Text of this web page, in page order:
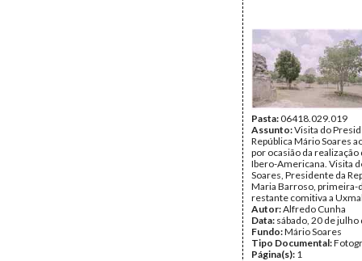
Pasta:06418.029.019
Assunto:Visita do
República Mário Soares
por ocasião da realização
Ibero-Americana. Visita
Soares, Presidente da
Maria Barroso, primeira-
restante comitiva a
Autor:Alfredo Cunha
Data: sábado, 20 de julho
Fundo:Mário Soares
Tipo Documental:
Página(s): 1